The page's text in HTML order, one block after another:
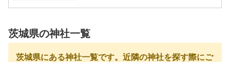
茨城県の神社一覧
茨城県にある神社一覧です。近隣の神社を探す際にご